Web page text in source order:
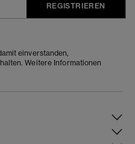
REGISTRIEREN
einverstanden,
Weitere Informationen